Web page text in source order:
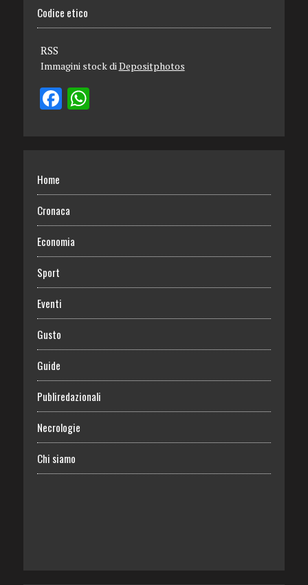
Codice etico
RSS
Immagini stock di Depositphotos
Home
Cronaca
Economia
Sport
Eventi
Gusto
Guide
Publiredazionali
Necrologie
Chi siamo